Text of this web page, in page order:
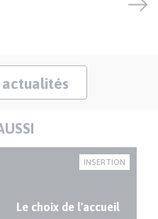
actualités
INSERTION
Le choix de l'accueil